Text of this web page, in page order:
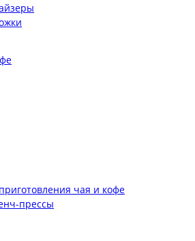
чая и кофе
прессы